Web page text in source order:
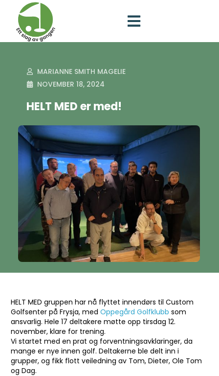
MARIANNE SMITH MAGELIE
NOVEMBER 18, 2024
HELT MED er med!
HELT MED gruppen har nå flyttet innendørs til Custom
Golfsenter på Frysja, medOppegård Golfklubb som
ansvarlig. Hele 17 deltakere møtte opp tirsdag 12.
november, klare for trening.
Vi startet med en prat og forventningsavklaringer, da
mange er nye innen golf. Deltakerne ble delt inn i
grupper, og fikk flott veiledning av Tom, Dieter, Ole Tom
og Dag.